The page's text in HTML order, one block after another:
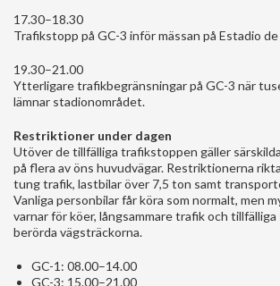
17.30–18.30
Trafikstopp på GC-3 inför mässan på Estadio
19.30–21.00
Ytterligare trafikbegränsningar på GC-3 när
lämnar stadionområdet.
Restriktioner under dagen
Utöver de tillfälliga trafikstoppen gäller
på flera av öns huvudvägar. Restriktionerna
tung trafik, lastbilar över 7,5 ton samt
Vanliga personbilar får köra som normalt, men
varnar för köer, långsammare trafik och
berörda vägsträckorna.
GC-1: 08.00–14.00
GC-3: 15.00–21.00